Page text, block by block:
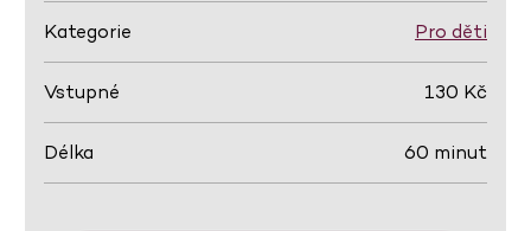
Kategorie Pro děti
Vstupné 130 Kč
Délka 60 minut